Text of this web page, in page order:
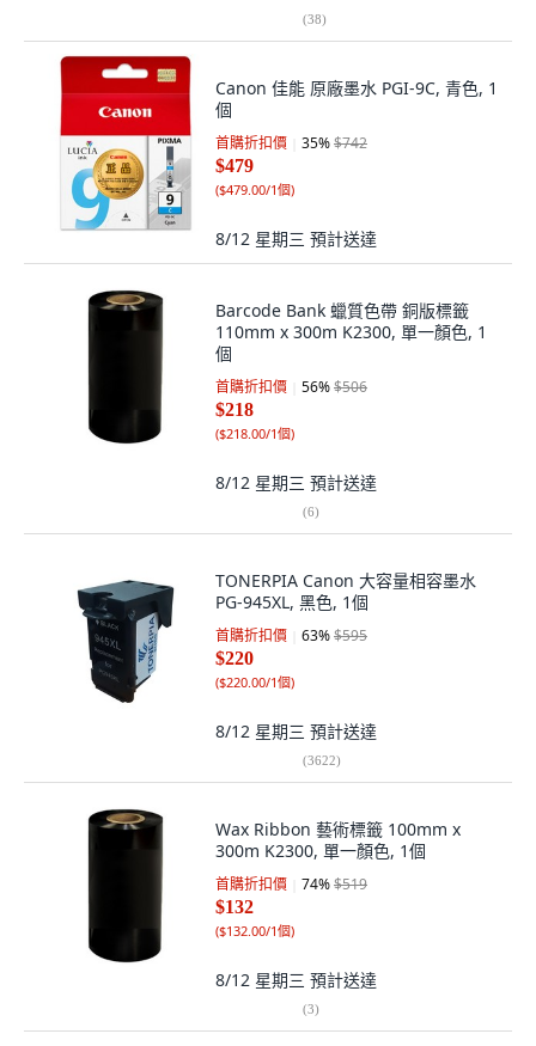
(38)
Canon 佳能 原廠墨水 PGI-9C, 青色, 1
個
首購折扣價 35%$742
$479
($479.00/1個)
8/12 星期三 預計送達
Barcode Bank 蠟質色帶 銅版標籤
110mm x 300m K2300, 單一顏色, 1
個
首購折扣價 56%$506
$218
($218.00/1個)
8/12 星期三 預計送達
(6)
TONERPIA Canon 大容量相容墨水
PG-945XL, 黑色, 1個
首購折扣價 63%$595
$220
($220.00/1個)
8/12 星期三 預計送達
(3622)
Wax Ribbon 藝術標籤 100mm x
300m K2300, 單一顏色, 1個
首購折扣價 74%$519
$132
($132.00/1個)
8/12 星期三 預計送達
(3)